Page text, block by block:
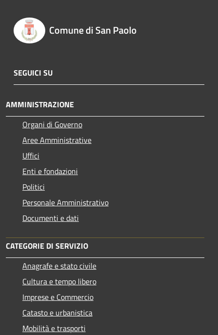
Comune di San Paolo
SEGUICI SU
AMMINISTRAZIONE
Organi di Governo
Aree Amministrative
Uffici
Enti e fondazioni
Politici
Personale Amministrativo
Documenti e dati
CATEGORIE DI SERVIZIO
Anagrafe e stato civile
Cultura e tempo libero
Imprese e Commercio
Catasto e urbanistica
Mobilità e trasporti